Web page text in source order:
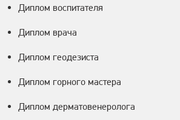
Диплом воспитателя
Диплом врача
Диплом геодезиста
Диплом горного мастера
Диплом дерматовенеролога